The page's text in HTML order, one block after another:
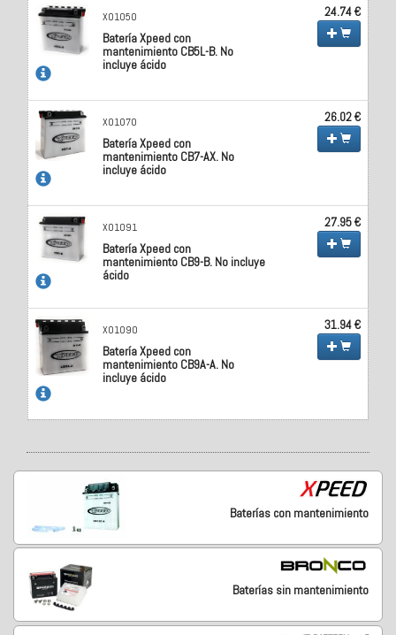
X01050
Batería Xpeed con
mantenimiento CB5L-B. No
incluye ácido
24.74 €
X01070
Batería Xpeed con
mantenimiento CB7-AX. No
incluye ácido
26.02 €
X01091
Batería Xpeed con
mantenimiento CB9-B. No incluye
ácido
27.95 €
X01090
Batería Xpeed con
mantenimiento CB9A-A. No
incluye ácido
31.94 €
Baterías con mantenimiento
Baterías sin mantenimiento